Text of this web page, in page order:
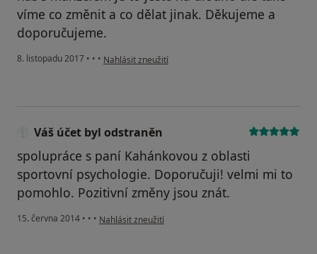
víme co změnit a co dělat jinak. Děkujeme a
doporučujeme.
8. listopadu 2017 • • • podle názoru uživatele Váš účet byl odstraněn
Nahlásit zneužití
Váš účet byl odstraněn
spolupráce s paní Kahánkovou z oblasti
sportovní psychologie. Doporučuji! velmi mi to
pomohlo. Pozitivní změny jsou znát.
15. června 2014 • • • podle názoru uživatele Váš účet byl odstraněn
Nahlásit zneužití